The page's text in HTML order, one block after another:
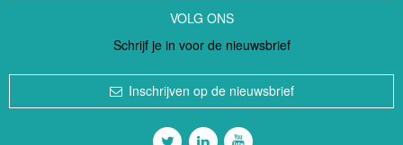
VOLG ONS
Schrijf je in voor de nieuwsbrief
Inschrijven op de nieuwsbrief